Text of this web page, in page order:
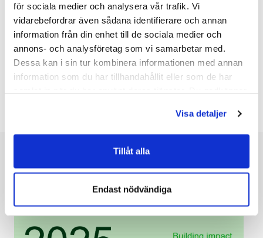
för sociala medier och analysera vår trafik. Vi
vidarebefordrar även sådana identifierare och annan
information från din enhet till de sociala medier och
annons- och analysföretag som vi samarbetar med.
Dessa kan i sin tur kombinera informationen med annan
information som du har tillhandahållit eller som de har
Visa detaljer
Tillåt alla
Endast nödvändiga
Hantering av relationer med leverantörer
Genom kravställning och uppföljning av leverantörer har
koncernen en faktisk positiv påverkan. Otillräcklig utbildning av
anställda som arbetar med inköp eller otillräckliga
kontrollmekanismer innebär å andra sidan potentiell negativ
påverkan.
Års- och
hållbarhetsredovisning 2025